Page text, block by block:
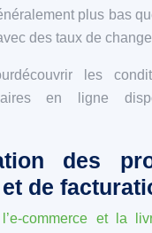
plus bas
des taux de
les
en ligne
des
de
commerce et la